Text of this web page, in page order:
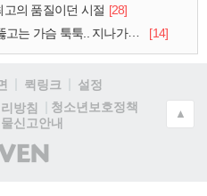
고의 품질이던 시절 [28]
슴 툭툭.. 지나가던 아재의 정체 [14]
퀵링크
설정
방침
청소년보호정책
신고안내
(주)
인
▲